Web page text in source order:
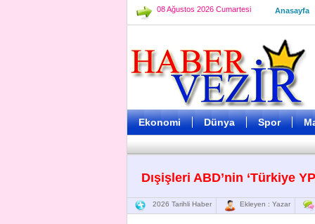
08 Ağustos 2026 Cumartesi Anasayfa
Ekonomi Dünya Spor
Dışişleri ABD’nin ‘Türkiye
2026 Tarihli Haber Ekleyen : Yazar